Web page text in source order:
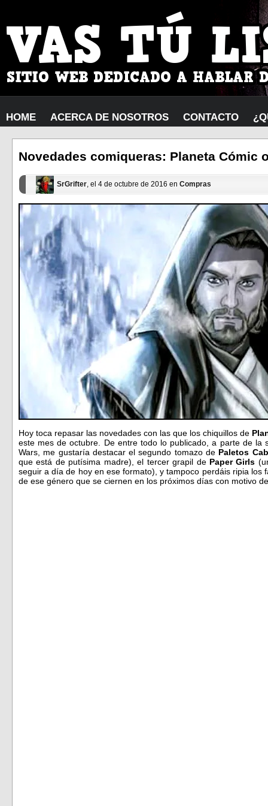
HOME ACERCA DE NOSOTROS CONTACTO
Novedades comiqueras: Planeta Cómic
SrGrifter, el 4 de octubre de 2016 en Compras
Hoy toca repasar las novedades con las que los chiquillos de
este mes de octubre. De entre todo lo publicado, a parte de
Wars, me gustaría destacar el segundo tomazo de Paletos
que está de putísima madre), el tercer grapil de Paper Girls
seguir a día de hoy en ese formato), y tampoco perdáis ripia los
de ese género que se ciernen en los próximos días con motivo